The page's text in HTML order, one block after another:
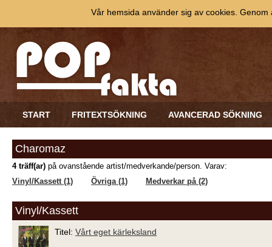
START FRITEXTSÖKNING AVANCERAD SÖKNING
Charomaz
4 träff(ar) på ovanstående artist/medverkande/person. Varav:
Vinyl/Kassett (1)
Övriga (1) Medverkar på (2)
Vinyl/Kassett
Titel: Vårt eget kärleksland
Vår hemsida använder sig av cookies.